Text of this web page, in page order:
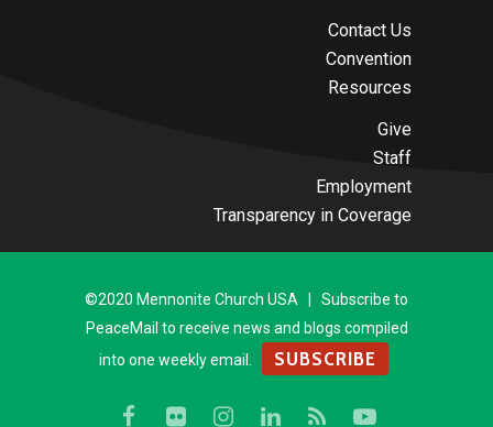
Contact Us
Convention
Resources
Give
Staff
Employment
Transparency in Coverage
©2020 Mennonite Church USA | Subscribe to
PeaceMail to receive news and blogs compiled
into one weekly email.
SUBSCRIBE